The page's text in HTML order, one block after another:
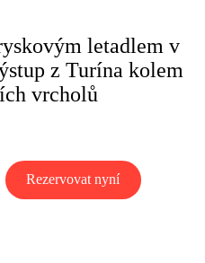
letadlem v
z Turína kolem
vrcholů
Rezervovat nyní